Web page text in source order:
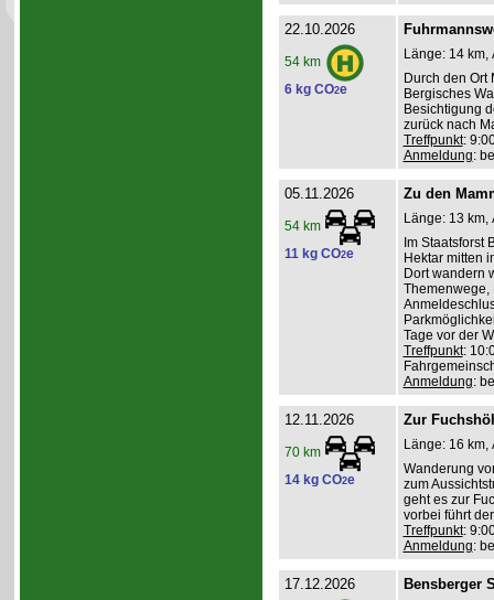
22.10.2026
54 km
6 kg CO2e
Länge: 14 km,
Durch den Ort
Bergisches
Besichtigung
zurück nach
Treffpunkt:
Anmeldung:
05.11.2026
54 km
11 kg CO2e
Zu den
Länge: 13 km,
Im Staatsforst
Hektar mitten
Dort wandern
Themenwege,
Tage vor der
Treffpunkt:
Anmeldung:
12.11.2026
70 km
14 kg CO2e
Zur
Länge: 16 km,
Wanderung
zum
geht es zur
vorbei führt
Treffpunkt:
Anmeldung:
17.12.2026 Bensberger